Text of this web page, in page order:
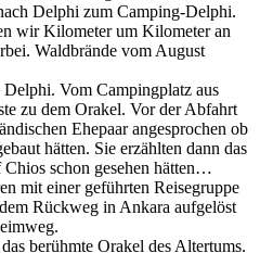
Delphi zum Camping-Delphi.
wir Kilometer um Kilometer an
Waldbrände vom August
Vom Campingplatz aus
zu dem Orakel. Vor der Abfahrt
Ehepaar angesprochen ob
hätten. Sie erzählten dann das
schon gesehen hätten…
mit einer geführten Reisegruppe
Rückweg in Ankara aufgelöst
berühmte Orakel des Altertums.